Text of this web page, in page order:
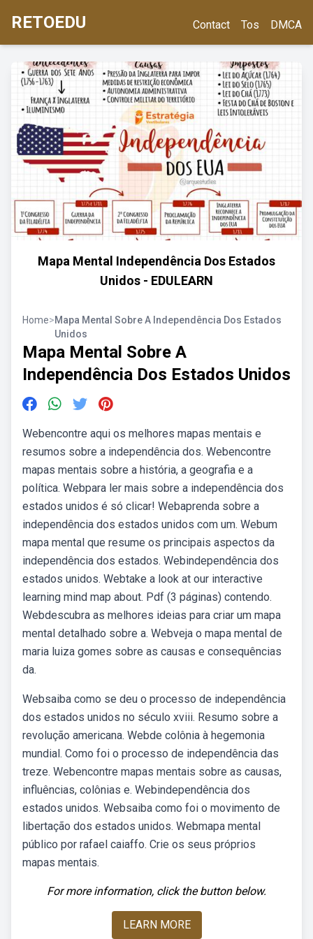
RETOEDU Contact Tos DMCA
Mapa Mental Independência Dos Estados
Unidos - EDULEARN
Home>Mapa Mental Sobre A Independência Dos Estados
Unidos
Mapa Mental Sobre A
Independência Dos Estados Unidos
Webencontre aqui os melhores mapas mentais e
resumos sobre a independência dos. Webencontre
mapas mentais sobre a história, a geografia e a
política. Webpara ler mais sobre a independência dos
estados unidos é só clicar! Webaprenda sobre a
independência dos estados unidos com um. Webum
mapa mental que resume os principais aspectos da
independência dos estados. Webindependência dos
estados unidos. Webtake a look at our interactive
learning mind map about. Pdf (3 páginas) contendo.
Webdescubra as melhores ideias para criar um mapa
mental detalhado sobre a. Webveja o mapa mental de
maria luiza gomes sobre as causas e consequências
da.
Websaiba como se deu o processo de independência
dos estados unidos no século xviii. Resumo sobre a
revolução americana. Webde colônia à hegemonia
mundial. Como foi o processo de independência das
treze. Webencontre mapas mentais sobre as causas,
influências, colônias e. Webindependência dos
estados unidos. Websaiba como foi o movimento de
libertação dos estados unidos. Webmapa mental
público por rafael caiaffo. Crie os seus próprios
mapas mentais.
For more information, click the button below.
LEARN MORE